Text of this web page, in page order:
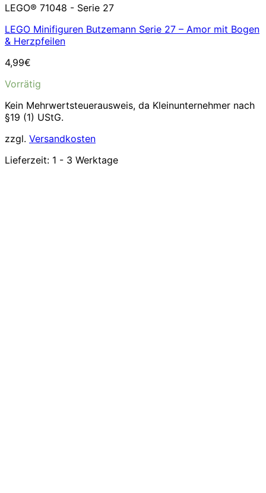
LEGO® 71048 - Serie 27
LEGO Minifiguren Butzemann Serie 27 – Amor mit Bogen
& Herzpfeilen
4,99€
Vorrätig
Kein Mehrwertsteuerausweis, da Kleinunternehmer nach
§19 (1) UStG.
zzgl. Versandkosten
Lieferzeit: 1 - 3 Werktage